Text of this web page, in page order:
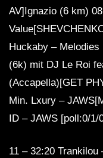
AV]Ignazio (6 km)
Huckaby –
(6k) mit DJ Le Roi
(Accapella)[GET
Min. Lxury –
ID – JAWS [poll:0/1/
11 – 32:20